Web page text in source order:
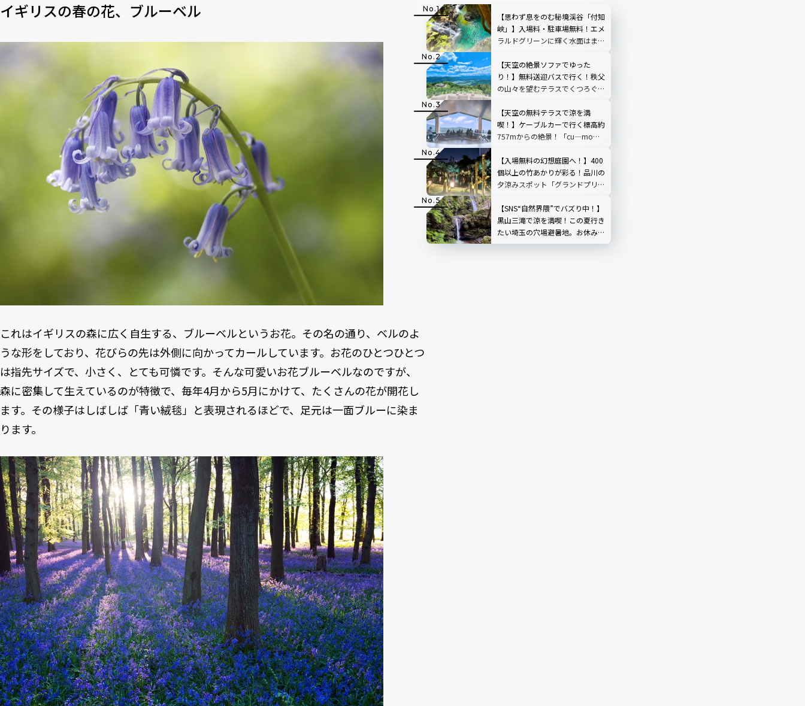
イギリスの春の花、ブルーベル
これはイギリスの森に広く自生する、ブルーベルというお花。その名の通り、ベルのよ
うな形をしており、花びらの先は外側に向かってカールしています。お花のひとつひとつ
は指先サイズで、小さく、とても可憐です。そんな可愛いお花ブルーベルなのですが、
森に密集して生えているのが特徴で、毎年4月から5月にかけて、たくさんの花が開花し
ます。その様子はしばしば「青い絨毯」と表現されるほどで、足元は一面ブルーに染ま
ります。
【思わず息をのむ秘境渓谷「付知
峡」】入場料・駐車場無料！エメ
ラルドグリーンに輝く水面はまる
【天空の絶景ソファでゆった
り！】無料送迎バスで行く！秩父
の山々を望むテラスでくつろぐ
レビュー｜埼玉県
【天空の無料テラスで涼を満
喫！】ケーブルカーで行く標高約
757mからの絶景！「cu―mo箱
【入場無料の幻想庭園へ！】400
個以上の竹あかりが彩る！品川の
夕涼みスポット「グランドプリン
【SNS“自然界隈”でバズり中！】
黒山三滝で涼を満喫！この夏行き
たい埼玉の穴場避暑地。お休み処
で味わう癒やしのひととき｜埼玉